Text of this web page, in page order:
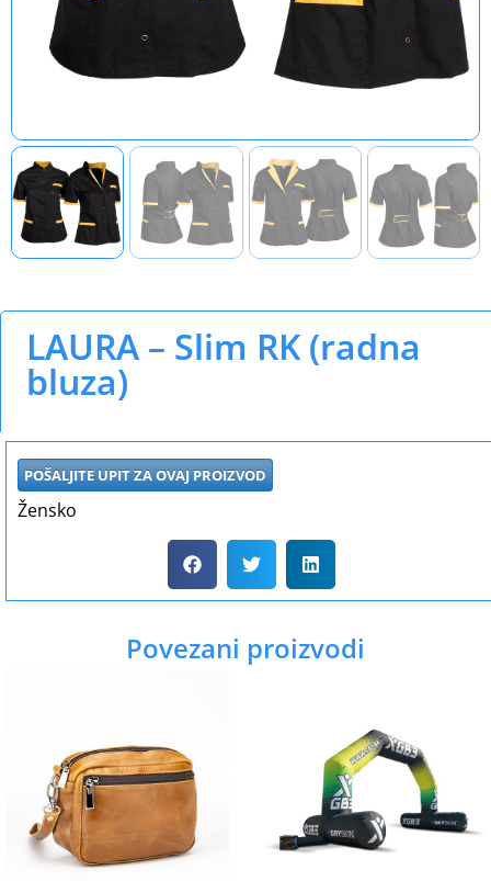
LAURA – Slim RK (radna
bluza)
POŠALJITE UPIT ZA OVAJ PROIZVOD
Žensko
Povezani proizvodi